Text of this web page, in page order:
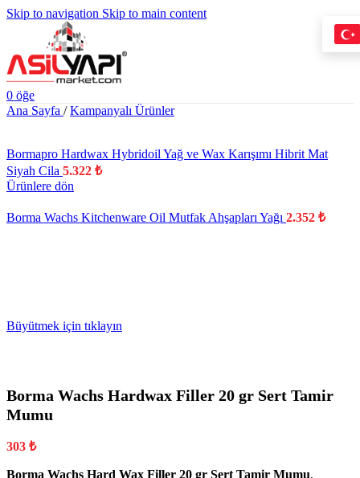
Skip to navigation Skip to main content
0 öğe
Ana Sayfa / Kampanyalı Ürünler
Bormapro Hardwax Hybridoil Yağ ve Wax Karışımı Hibrit Mat
Siyah Cila 5.322 ₺
Ürünlere dön
Borma Wachs Kitchenware Oil Mutfak Ahşapları Yağı 2.352 ₺
Büyütmek için tıklayın
Borma Wachs Hardwax Filler 20 gr Sert Tamir
Mumu
303 ₺
Borma Wachs Hard Wax Filler 20 gr Sert Tamir Mumu,